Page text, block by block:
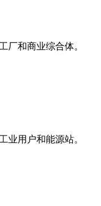
厂和商业综合体。
业用户和能源站。